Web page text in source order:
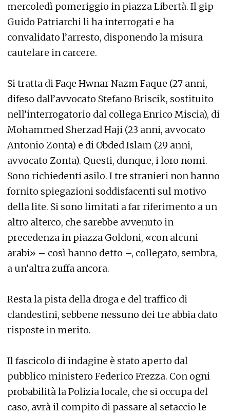
mercoledì pomeriggio in piazza Libertà. Il gip
Guido Patriarchi li ha interrogati e ha
convalidato l’arresto, disponendo la misura
cautelare in carcere.
Si tratta di Faqe Hwnar Nazm Faque (27 anni,
difeso dall’avvocato Stefano Briscik, sostituito
nell’interrogatorio dal collega Enrico Miscia), di
Mohammed Sherzad Haji (23 anni, avvocato
Antonio Zonta) e di Obded Islam (29 anni,
avvocato Zonta). Questi, dunque, i loro nomi.
Sono richiedenti asilo. I tre stranieri non hanno
fornito spiegazioni soddisfacenti sul motivo
della lite. Si sono limitati a far riferimento a un
altro alterco, che sarebbe avvenuto in
precedenza in piazza Goldoni, «con alcuni
arabi» – così hanno detto –, collegato, sembra,
a un’altra zuffa ancora.
Resta la pista della droga e del traffico di
clandestini, sebbene nessuno dei tre abbia dato
risposte in merito.
Il fascicolo di indagine è stato aperto dal
pubblico ministero Federico Frezza. Con ogni
probabilità la Polizia locale, che si occupa del
caso, avrà il compito di passare al setaccio le